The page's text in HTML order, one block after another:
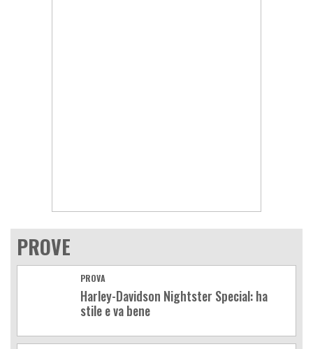
PROVE
PROVA
Harley-Davidson Nightster Special: ha
stile e va bene